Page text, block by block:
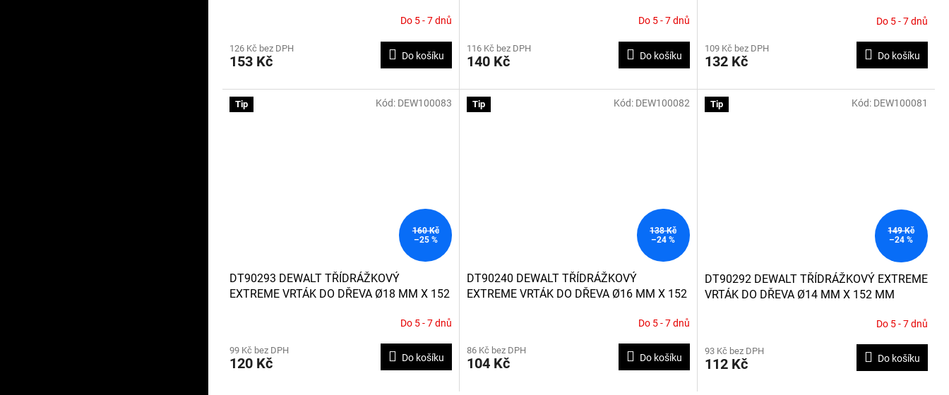
Do 5 - 7 dnů
126 Kč bez DPH
153 Kč Do košíku
Do 5 - 7 dnů
116 Kč bez DPH
140 Kč Do košíku
Do 5 - 7 dnů
109 Kč bez DPH
132 Kč Do košíku
Tip
160 Kč
–25 %
DT90293 DEWALT TŘÍDRÁŽKOVÝ
EXTREME VRTÁK DO DŘEVA Ø18 MM X 152
Do 5 - 7 dnů
99 Kč bez DPH
120 Kč Do košíku
Kód: DEW100083 Tip
138 Kč
–24 %
DT90240 DEWALT TŘÍDRÁŽKOVÝ
EXTREME VRTÁK DO DŘEVA Ø16 MM X 152
Do 5 - 7 dnů
86 Kč bez DPH
104 Kč Do košíku
Kód: DEW100082 Tip
149 Kč
–24 %
DT90292 DEWALT TŘÍDRÁŽKOVÝ EXTREME
VRTÁK DO DŘEVA Ø14 MM X 152 MM
Do 5 - 7 dnů
93 Kč bez DPH
112 Kč Do košíku
Kód: DEW100081